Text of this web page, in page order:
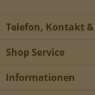
Telefon, Kontakt
Shop Service
Informationen